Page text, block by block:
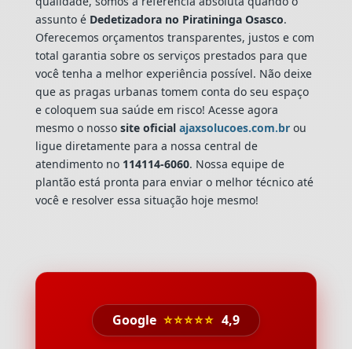
assunto é Dedetizadora no Piratininga Osasco.
Oferecemos orçamentos transparentes, justos e com
total garantia sobre os serviços prestados para que
você tenha a melhor experiência possível. Não deixe
que as pragas urbanas tomem conta do seu espaço
e coloquem sua saúde em risco! Acesse agora
mesmo o nossosite oficial ajaxsolucoes.com.brou
ligue diretamente para a nossa central de
atendimento no 114114-6060. Nossa equipe de
plantão está pronta para enviar o melhor técnico até
você e resolver essa situação hoje mesmo!
Google ⭐⭐⭐⭐⭐ 4,9